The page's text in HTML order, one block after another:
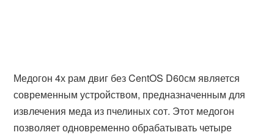
Медогон 4х рам двиг без CentOS D60см является
современным устройством, предназначенным для
извлечения меда из пчелиных сот. Этот медогон
позволяет одновременно обрабатывать четыре